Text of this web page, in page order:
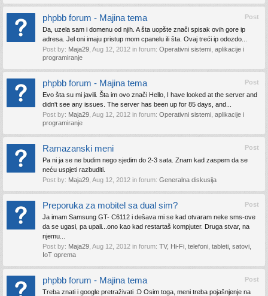
Post
phpbb forum - Majina tema
Da, uzela sam i domenu od njih. A šta uopšte znači spisak ovih gore ip
adresa. Jel oni imaju pristup mom cpanelu ili šta. Ovaj treći ip odozdo...
Post by: Maja29 Aug 12, 2012 in forum: Operativni sistemi, aplikacije i
programiranje
Post
phpbb forum - Majina tema
Evo šta su mi javili. Šta im ovo znači Hello, I have looked at the server and
didn't see any issues. The server has been up for 85 days, and...
Post by: Maja29 Aug 12, 2012 in forum: Operativni sistemi, aplikacije i
programiranje
Post
Ramazanski meni
Pa ni ja se ne budim nego sjedim do 2-3 sata. Znam kad zaspem da se
neću uspjeti razbuditi.
Post by: Maja29 Aug 12, 2012 in forum: Generalna diskusija
Post
Preporuka za mobitel sa dual sim?
Ja imam Samsung GT- C6112 i dešava mi se kad otvaram neke sms-ove
da se ugasi, pa upali...ono kao kad restartaš kompjuter. Druga stvar, na
njemu...
Post by: Maja29 Aug 12, 2012 in forum: TV, Hi-Fi, telefoni, tableti, satovi,
IoT oprema
Post
phpbb forum - Majina tema
Treba znati i google pretraživati :D Osim toga, meni treba pojašnjenje na